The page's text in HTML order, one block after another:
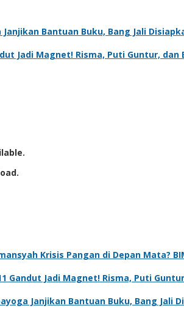
Bantuan Buku, Bang Jali
Jadi Magnet! Risma, Puti Guntur,
Krisis Pangan di Depan Mata?
Gandut Jadi Magnet! Risma, Puti
Janjikan Bantuan Buku, Bang Jali